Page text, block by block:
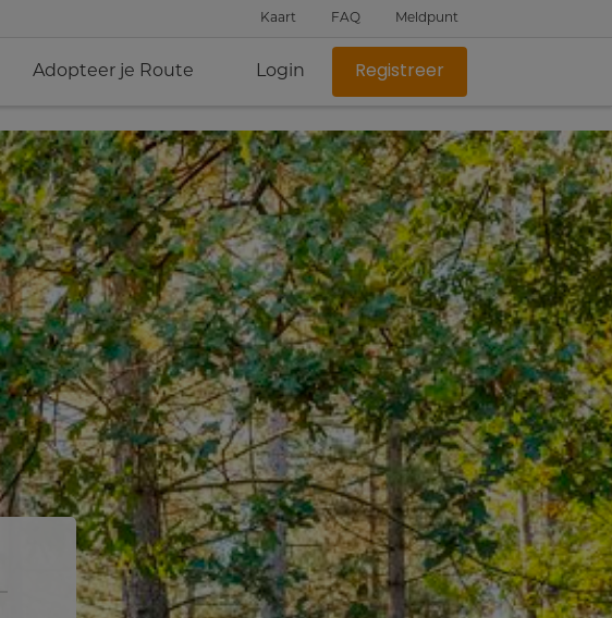
Kaart FAQ Meldpunt
Adopteer je Route Login Registreer